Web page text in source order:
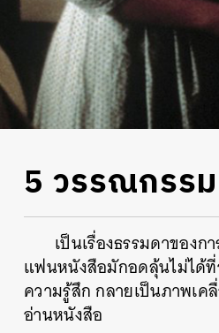
5 วรรณกรร
เป็นเรื่องธรรมดาของก
แฟนหนังสือมักอดลุ้นไม่ได้
ความรู้สึกกลายเป็นภาพเค
อ่านหนังสือ